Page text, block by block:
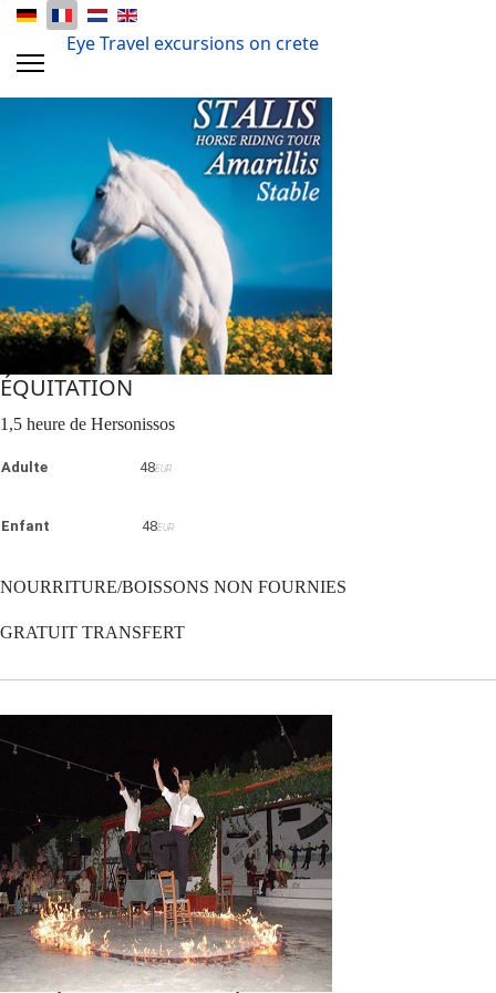
Eye Travel excursions on crete
ÉQUITATION
1,5 heure de Hersonissos
Adulte 48EUR
Enfant 48EUR
NOURRITURE/BOISSONS NON FOURNIES
GRATUIT TRANSFERT